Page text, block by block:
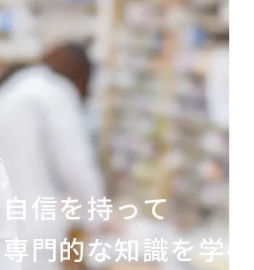
自信を持って
専門的な知識を学べ